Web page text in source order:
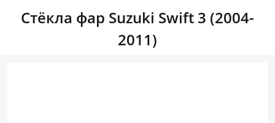
Стёкла фар Suzuki Swift 3 (2004-
2011)